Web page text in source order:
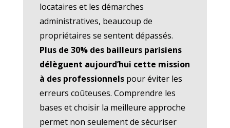
locataires et les démarches
administratives, beaucoup de
propriétaires se sentent dépassés.
Plus de 30% des bailleurs parisiens
délèguent aujourd’hui cette mission
à des professionnelspour éviter les
erreurs coûteuses. Comprendre les
bases et choisir la meilleure approche
permet non seulement de sécuriser